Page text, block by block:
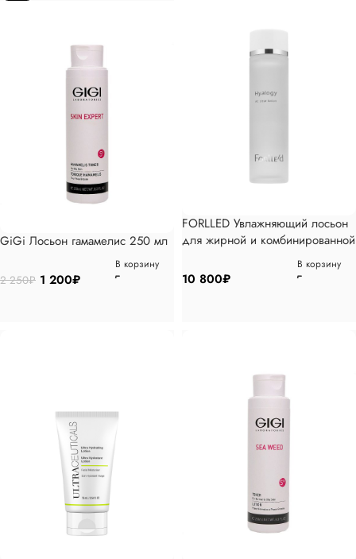
GiGi Лосьон гамамелис 250 мл
2 250₽ 1 200₽
В корзину
FORLLED Увлажняющий лосьон
для жирной и комбинированной
10 800₽
В корзину